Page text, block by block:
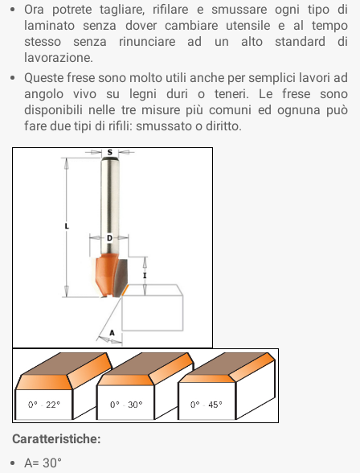
Ora potrete tagliare, rifilare e smussare ogni tipo di
laminato senza dover cambiare utensile e al tempo
stesso senza rinunciare ad un alto standard di
lavorazione.
Queste frese sono molto utili anche per semplici lavori ad
angolo vivo su legni duri o teneri. Le frese sono
disponibili nelle tre misure più comuni ed ognuna può
fare due tipi di rifili: smussato o diritto.
Caratteristiche:
A= 30°